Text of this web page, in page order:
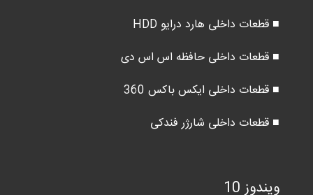
■ قطعات داخلی هارد درایو HDD
■ قطعات داخلی حافظه اس اس دی
■ قطعات داخلی ایکس باکس 360
■ قطعات داخلی شارژر فندکی
ویندوز 10